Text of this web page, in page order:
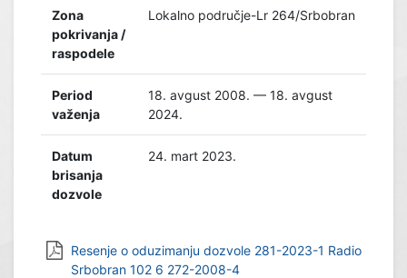
Zona
pokrivanja /
raspodele
Lokalno područje-Lr 264/Srbobran
Period
važenja
18. avgust 2008. — 18. avgust
2024.
Datum
brisanja
dozvole
24. mart 2023.
Resenje o oduzimanju dozvole 281-2023-1 Radio
Srbobran 102 6 272-2008-4